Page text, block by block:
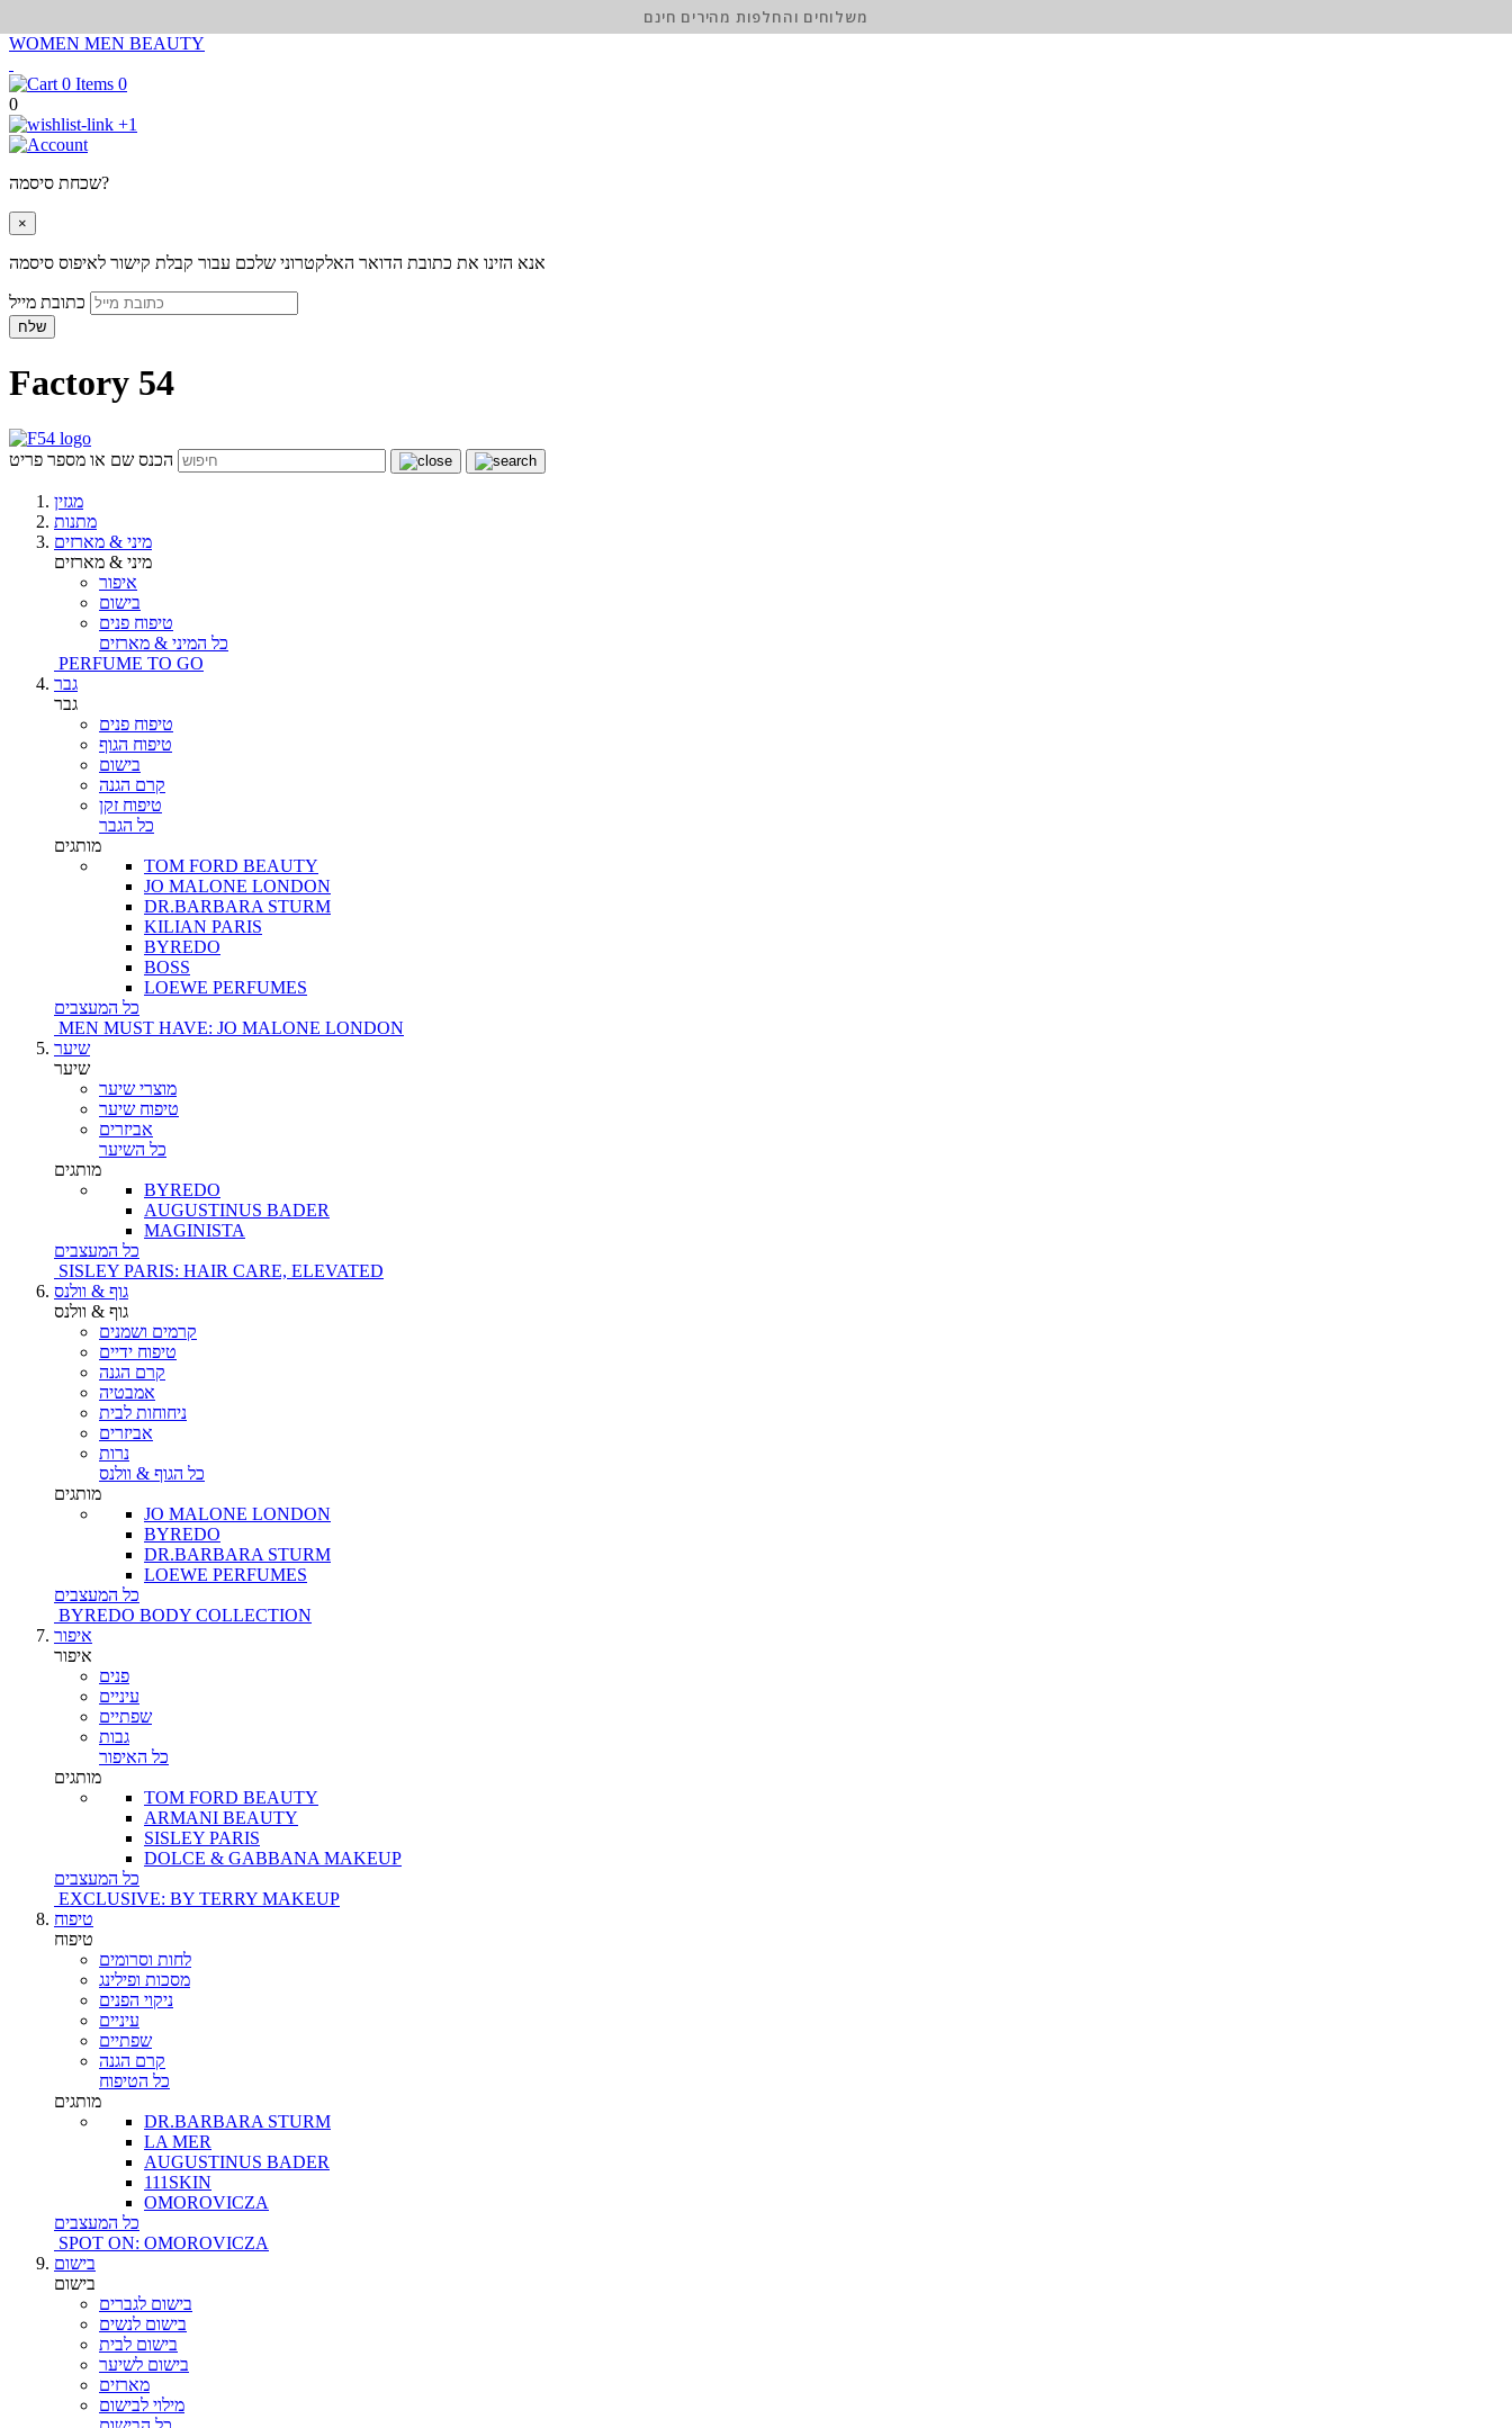
WOMEN MEN BEAUTY
0
0
+1
שכחת סיסמה?
×
אנא הזינו את כתובת הדואר האלקטרוני שלכם עבור קבלת קישור לאיפוס סיסמה
שלח
Factory 54
הכנס שם או מספר פריט
מגזין
מתנות
מיני & מארזים
מיני & מארזים
איפור
בישום
טיפוח פנים
כל המיני & מארזים
PERFUME TO GO
גבר
גבר
טיפוח פנים
טיפוח הגוף
בישום
קרם הגנה
טיפוח זקן
כל הגבר
מותגים
TOM FORD BEAUTY
JO MALONE LONDON
DR.BARBARA STURM
KILIAN PARIS
BYREDO
BOSS
LOEWE PERFUMES
כל המעצבים
MEN MUST HAVE: JO MALONE LONDON
שיער
שיער
מוצרי שיער
טיפוח שיער
אביזרים
כל השיער
מותגים
BYREDO
AUGUSTINUS BADER
MAGINISTA
כל המעצבים
SISLEY PARIS: HAIR CARE, ELEVATED
גוף & וולנס
גוף & וולנס
קרמים ושמנים
טיפוח ידיים
קרם הגנה
אמבטיה
ניחוחות לבית
אביזרים
נרות
כל הגוף & וולנס
מותגים
JO MALONE LONDON
BYREDO
DR.BARBARA STURM
LOEWE PERFUMES
כל המעצבים
BYREDO BODY COLLECTION
איפור
איפור
פנים
עיניים
שפתיים
גבות
כל האיפור
מותגים
TOM FORD BEAUTY
ARMANI BEAUTY
SISLEY PARIS
DOLCE & GABBANA MAKEUP
כל המעצבים
EXCLUSIVE: BY TERRY MAKEUP
טיפוח
טיפוח
לחות וסרומים
מסכות ופילינג
ניקוי הפנים
עיניים
שפתיים
קרם הגנה
כל הטיפוח
מותגים
DR.BARBARA STURM
LA MER
AUGUSTINUS BADER
111SKIN
OMOROVICZA
כל המעצבים
SPOT ON: OMOROVICZA
בישום
בישום
בישום לגברים
בישום לנשים
בישום לבית
בישום לשיער
מארזים
מילוי לבישום
משלוחים והחלפות מהירים חינם